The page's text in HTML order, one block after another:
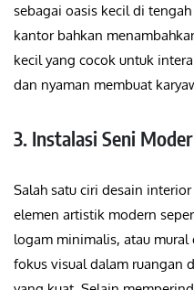
sebagai oasis kecil di
kantor bahkan
kecil yang cocok untuk
dan nyaman membuat
3. Instalasi Seni
Salah satu ciri desain
elemen artistik modern
logam minimalis, atau
fokus visual dalam ruangan